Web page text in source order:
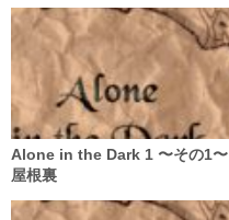
Alone in the Dark 1 〜その1〜
屋根裏